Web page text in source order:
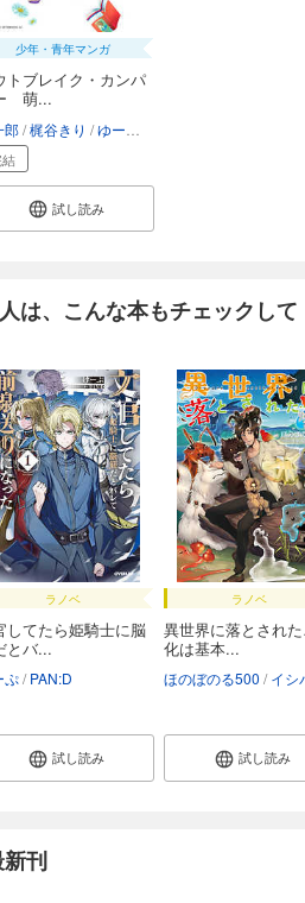
少年・青年マンガ
トブレイク・カンパ
萌...
郎 梶谷きり ゆーげん
試し読み
は、こんな本もチェックして
ラノベ
してたら姫騎士に脳
とバ...
ぷ PAN:D
試し読み
ラノベ
異世界に落とされ
化は基本...
ほのぼのる500 イシバシヨ
試し読み
刊